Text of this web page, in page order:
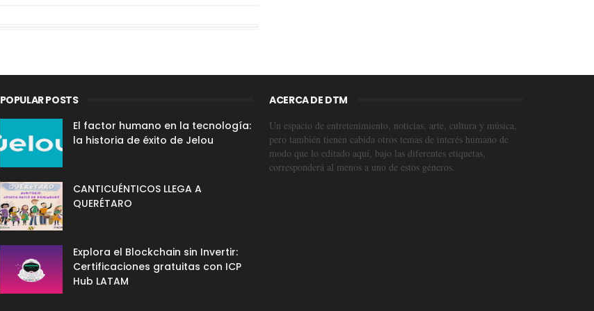
POPULAR POSTS
El factor humano en la tecnología:
la historia de éxito de Jelou
CANTICUÉNTICOS LLEGA A
QUERÉTARO
Explora el Blockchain sin Invertir:
Certificaciones gratuitas con ICP
Hub LATAM
ACERCA DE DTM
Un espacio de entretenimiento, noticias, arte, cultura y música,
pero también tienen cabida otros temas de interés humano de
modo que lo editado aquí, bajo las diferentes etiquetas,
corresponderá al menos a uno de estos géneros.